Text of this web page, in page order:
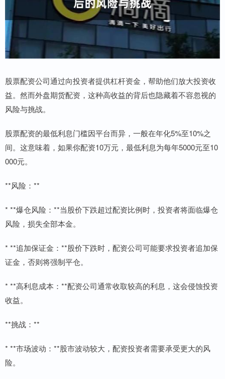
股票配资公司通过向投资者提供杠杆资金，帮助他们放大投资收
益。然而外盘期货配资，这种高收益的背后也隐藏着不容忽视的
风险与挑战。
股票配资的最低利息门槛因平台而异，一般在年化5%至10%之
间。这意味着，如果你配资10万元，最低利息为每年5000元至10
000元。
**风险：**
* **爆仓风险：**当股价下跌超过配资比例时，投资者将面临爆仓
风险，损失全部本金。
* **追加保证金：**股价下跌时，配资公司可能要求投资者追加保
证金，否则将强制平仓。
* **高利息成本：**配资公司通常收取较高的利息，这会侵蚀投资
收益。
**挑战：**
* **市场波动：**股市波动较大，配资投资者需要承受更大的风
险。